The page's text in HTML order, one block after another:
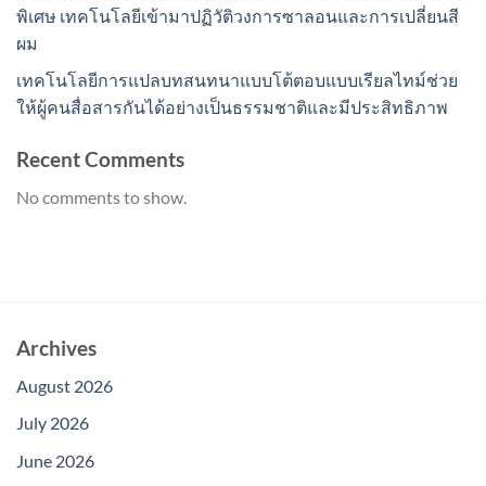
พิเศษ เทคโนโลยีเข้ามาปฏิวัติวงการซาลอนและการเปลี่ยนสี
ผม
เทคโนโลยีการแปลบทสนทนาแบบโต้ตอบแบบเรียลไทม์ช่วย
ให้ผู้คนสื่อสารกันได้อย่างเป็นธรรมชาติและมีประสิทธิภาพ
Recent Comments
No comments to show.
Archives
August 2026
July 2026
June 2026